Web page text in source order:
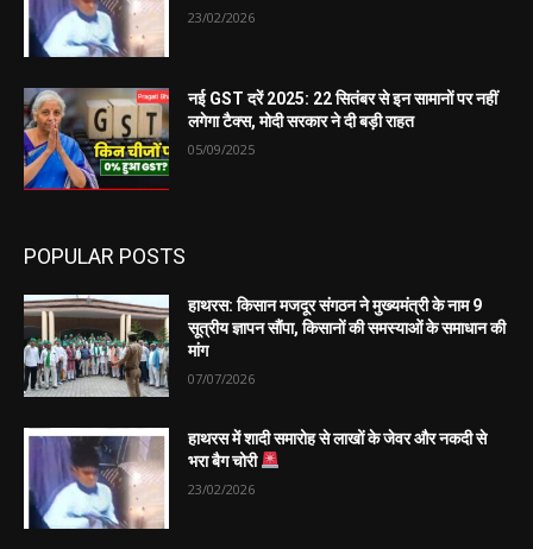
23/02/2026
नई GST दरें 2025: 22 सितंबर से इन सामानों पर नहीं
लगेगा टैक्स, मोदी सरकार ने दी बड़ी राहत
05/09/2025
POPULAR POSTS
हाथरस: किसान मजदूर संगठन ने मुख्यमंत्री के नाम 9
सूत्रीय ज्ञापन सौंपा, किसानों की समस्याओं के समाधान की
मांग
07/07/2026
हाथरस में शादी समारोह से लाखों के जेवर और नकदी से
भरा बैग चोरी
23/02/2026